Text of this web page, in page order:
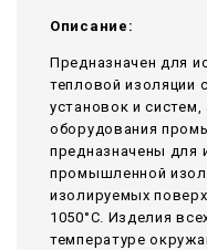
Описание:
Предназначен для
тепловой изоляции
установок и
оборудования
предназначены для
промышленной
изолируемых
1050°С. Изделия
температуре